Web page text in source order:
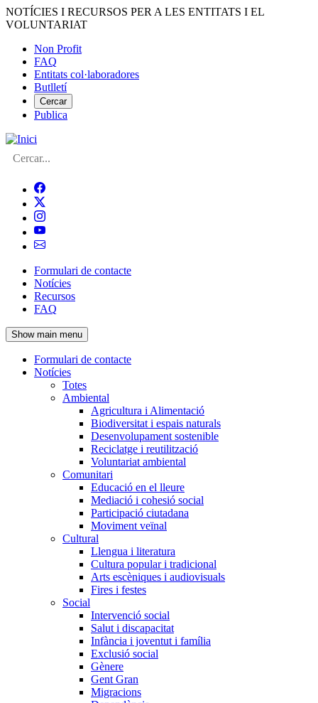
Vés
al
NOTÍCIES I RECURSOS PER A LES ENTITATS I EL
VOLUNTARIAT
Menú
del
compte
d'usuari
Non Profit
FAQ
Entitats col·laboradores
Butlletí
Cercar
Publica
Cerca
Navegació
principal
de
l'encapçalament
Formulari de contacte
Notícies
Recursos
FAQ
Show main menu
Navegació
principal
Formulari de contacte
Notícies
Totes
Ambiental
Agricultura i Alimentació
Biodiversitat i espais naturals
Desenvolupament sostenible
Reciclatge i reutilització
Voluntariat ambiental
Comunitari
Educació en el lleure
Mediació i cohesió social
Participació ciutadana
Moviment veïnal
Cultural
Llengua i literatura
Cultura popular i tradicional
Arts escèniques i audiovisuals
Fires i festes
Social
Intervenció social
Salut i discapacitat
Infància i joventut i família
Exclusió social
Gènere
Gent Gran
Migracions